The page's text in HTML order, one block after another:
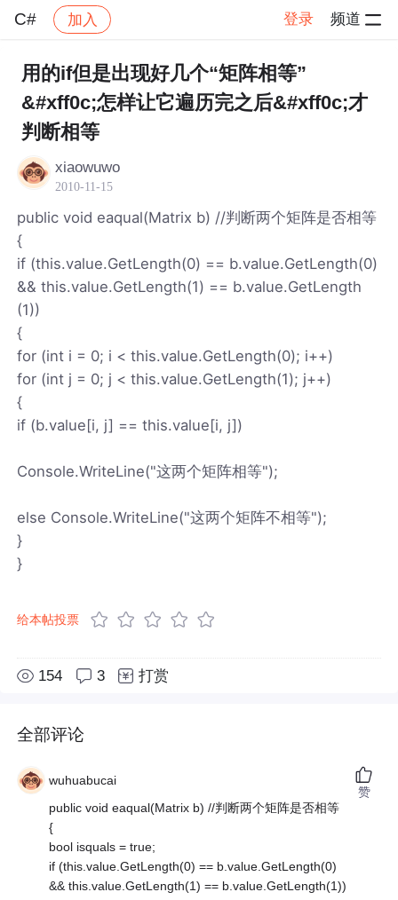
C# 加入 登录 频道
社区 C# 帖子详情
用的if但是出现好几个“矩阵相等”
&#xff0c;怎样让它遍历完之后&#xff0c;才
判断相等
xiaowuwo
2010-11-15
public void eaqual(Matrix b) //判断两个矩阵是否相等
{
if (this.value.GetLength(0) == b.value.GetLength(0)
&& this.value.GetLength(1) == b.value.GetLength
(1))
{
for (int i = 0; i < this.value.GetLength(0); i++)
for (int j = 0; j < this.value.GetLength(1); j++)
{
if (b.value[i, j] == this.value[i, j])
Console.WriteLine("这两个矩阵相等");
else Console.WriteLine("这两个矩阵不相等");
}
}
给本帖投票
154 3 打赏
全部评论
wuhuabucai
public void eaqual(Matrix b) //判断两个矩阵是否相等
{
bool isquals = true;
if (this.value.GetLength(0) == b.value.GetLength(0)
&& this.value.GetLength(1) == b.value.GetLength(1))
赞